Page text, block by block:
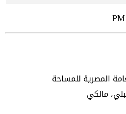
المصرية للمساحة
مالكي